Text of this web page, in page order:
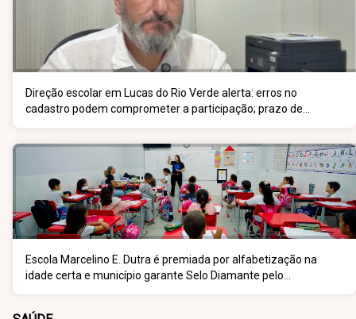
Direção escolar em Lucas do Rio Verde alerta: erros no
cadastro podem comprometer a participação; prazo de
Escola Marcelino E. Dutra é premiada por alfabetização na
idade certa e município garante Selo Diamante pelo